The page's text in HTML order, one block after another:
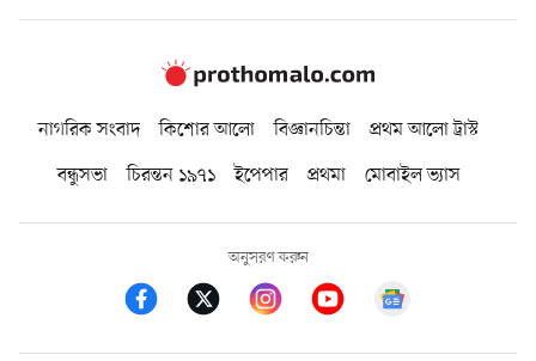
নাগরিক সংবাদ কিশোর আলো বিজ্ঞানচিন্তা
প্রথম আলো ট্রাস্ট
বন্ধুসভা
চিরন্তন ১৯৭১ ইপেপার প্রথমা মোবাইল ভ্যাস
অনুসরণ করুন